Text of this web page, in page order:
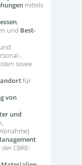
mittels
,
und Best-
,
sowie
für
von
und
CBRE-